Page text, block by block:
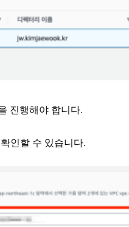
진행해야 합니다.
인할 수 있습니다.